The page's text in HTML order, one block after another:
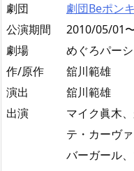
劇団
劇団Beポン
公演期間
2010/05/01
劇場
めぐろパー
作/原作
舘川範雄
演出
舘川範雄
出演
マイク眞木
テ・カーヴ
バーガール